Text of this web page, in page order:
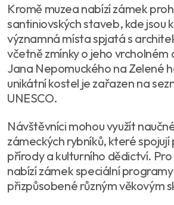
Kromě muzea nabízí zámek
santiniovských staveb, kde jsou
významná místa spjatá s
včetně zmínky o jeho vrcholném
Jana Nepomuckého na Zelené
unikátní kostel je zařazen na
UNESCO.
Návštěvníci mohou využít
zámeckých rybníků, které spojují
přírody a kulturního dědictví. Pro
nabízí zámek speciální
přizpůsobené různým věkovým